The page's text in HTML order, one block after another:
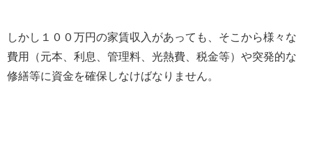
しかし１００万円の家賃収入があっても、そこから様々な
費用（元本、利息、管理料、光熱費、税金等）や突発的な
修繕等に資金を確保しなけばなりません。